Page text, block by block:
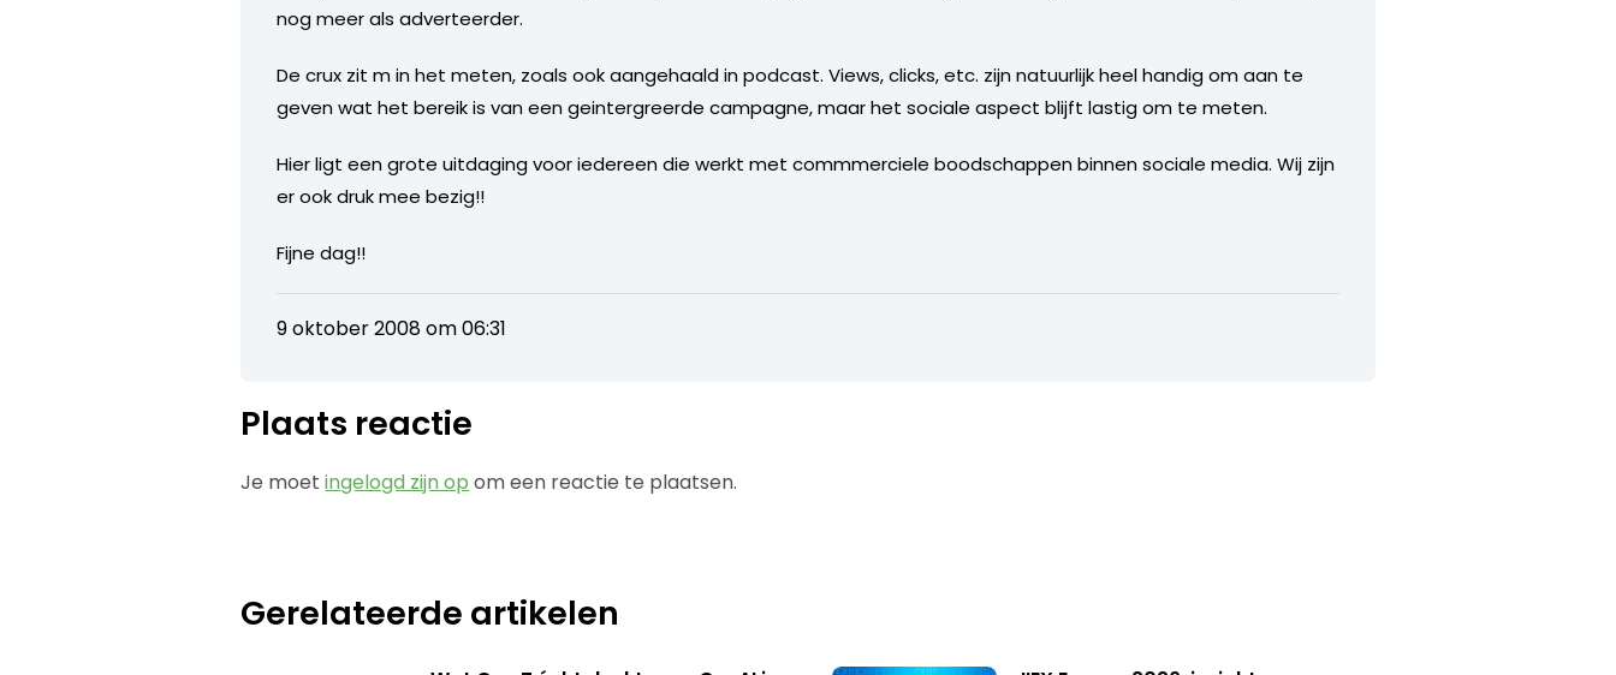
nog meer als adverteerder.
De crux zit m in het meten, zoals ook aangehaald in podcast. Views, clicks, etc. zijn natuurlijk heel handig om aan te
geven wat het bereik is van een geintergreerde campagne, maar het sociale aspect blijft lastig om te meten.
Hier ligt een grote uitdaging voor iedereen die werkt met commmerciele boodschappen binnen sociale media. Wij zijn
er ook druk mee bezig!!
Fijne dag!!
9 oktober 2008 om 06:31
Plaats reactie
Je moetingelogd zijn op om een reactie te plaatsen.
Gerelateerde artikelen